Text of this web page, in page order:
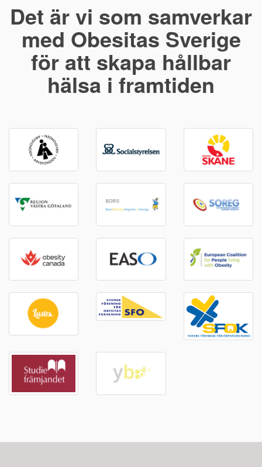
Det är vi som samverkar
med Obesitas Sverige
för att skapa hållbar
hälsa i framtiden